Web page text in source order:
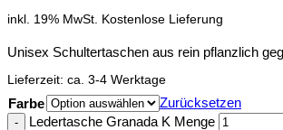
inkl. 19% MwSt. Kostenlose Lieferung
Unisex Schultertaschen aus rein pflanzlich
Lieferzeit: ca. 3-4 Werktage
Farbe
Zurücksetzen
Ledertasche Granada K Menge